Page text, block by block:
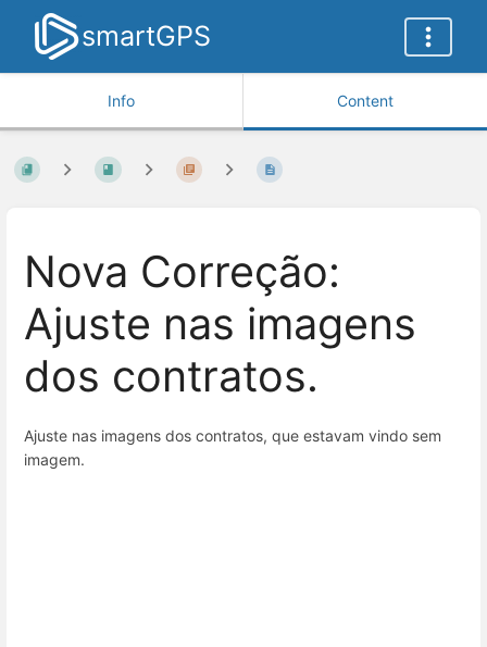
smartGPS
Info Content
Nova Correção:
Ajuste nas imagens
dos contratos.
Ajuste nas imagens dos contratos, que estavam vindo sem
imagem.